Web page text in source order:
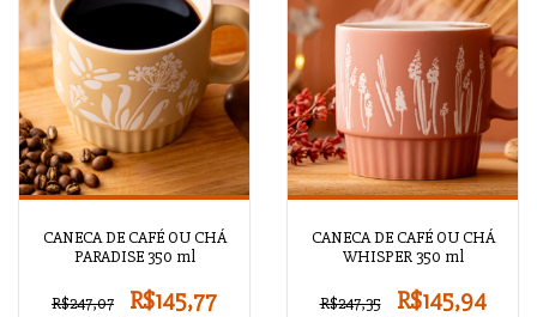
CANECA DE CAFÉ OU CHÁ
PARADISE 350 ml
R$247,07 R$145,77
CANECA DE CAFÉ OU CHÁ
WHISPER 350 ml
R$247,35 R$145,94